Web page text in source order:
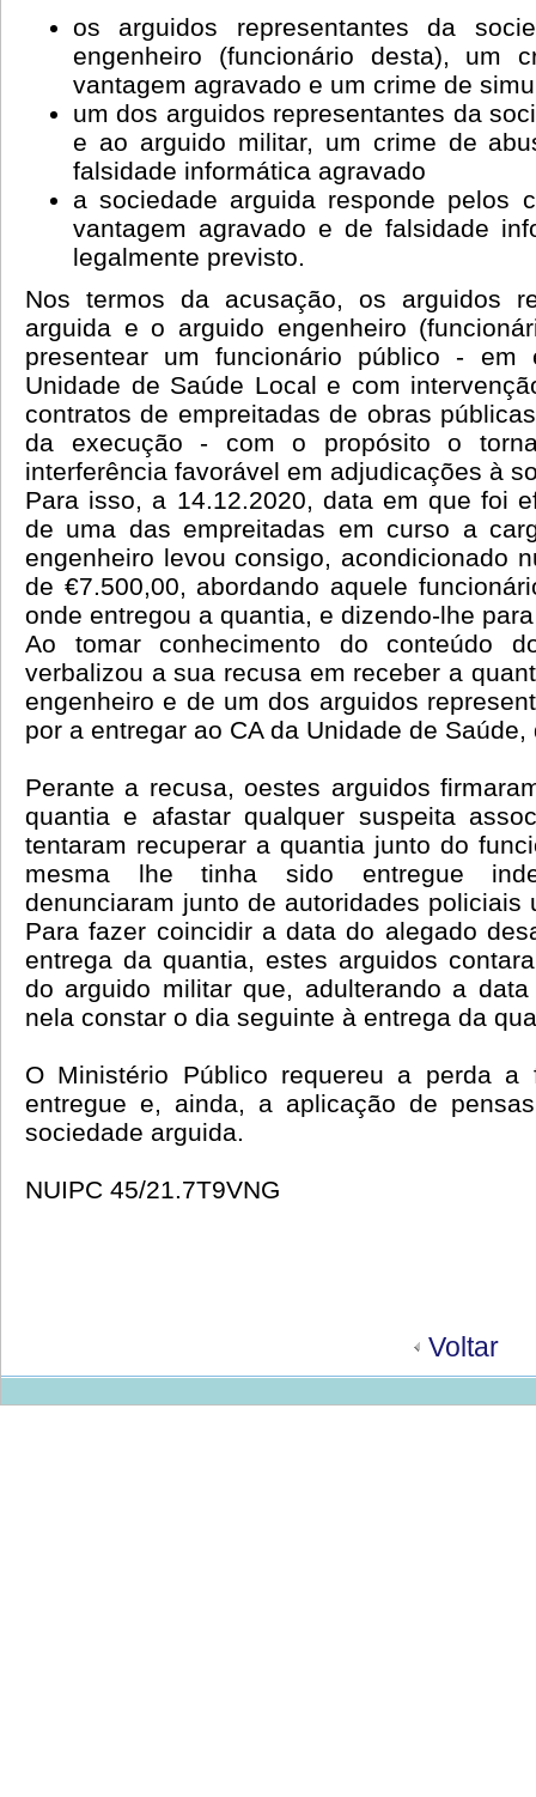
os arguidos representantes da
engenheiro (funcionário desta), um
vantagem agravado e um crime de
um dos arguidos representantes da
e ao arguido militar, um crime de
falsidade informática agravado
a sociedade arguida responde pelos
vantagem agravado e de falsidade
legalmente previsto.
Nos termos da acusação, os arguidos
arguida e o arguido engenheiro
presentear um funcionário público - em
Unidade de Saúde Local e com
contratos de empreitadas de obras
da execução - com o propósito o
interferência favorável em adjudicações à
Para isso, a 14.12.2020, data em que foi
de uma das empreitadas em curso a
engenheiro levou consigo, acondicionado
de €7.500,00, abordando aquele
onde entregou a quantia, e dizendo-lhe
Ao tomar conhecimento do conteúdo
verbalizou a sua recusa em receber a
engenheiro e de um dos arguidos
por a entregar ao CA da Unidade de
Perante a recusa, oestes arguidos
quantia e afastar qualquer suspeita
tentaram recuperar a quantia junto do
mesma lhe tinha sido entregue
denunciaram junto de autoridades policiais
Para fazer coincidir a data do alegado
entrega da quantia, estes arguidos
do arguido militar que, adulterando a
nela constar o dia seguinte à entrega da
O Ministério Público requereu a perda
entregue e, ainda, a aplicação de
sociedade arguida.
NUIPC 45/21.7T9VNG
Voltar